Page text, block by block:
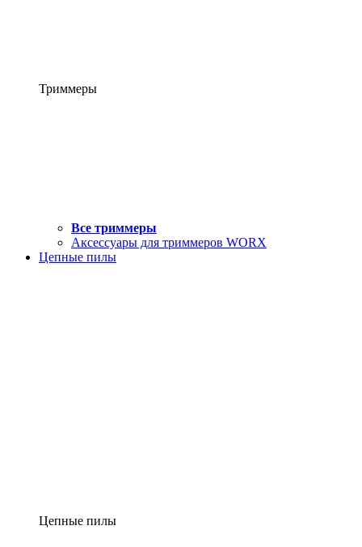
Триммеры
Все триммеры
Аксессуары для триммеров WORX
Цепные пилы
Цепные пилы